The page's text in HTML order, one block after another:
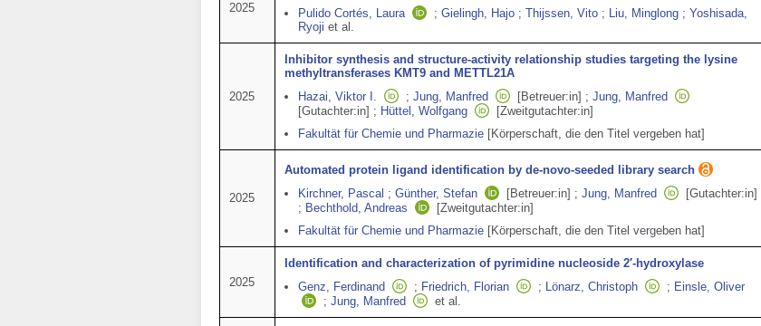
2025
Pulido Cortés, Laura
; Gielingh, Hajo ; Thijssen, Vito ; Liu, Minglong ; Yoshisada,
Ryoji et al.
2025
Inhibitor synthesis and structure-activity relationship studies targeting the lysine
methyltransferases KMT9 and METTL21A
Hazai, Viktor I.
; Jung, Manfred [Betreuer:in] ; Jung, Manfred
[Gutachter:in] ; Hüttel, Wolfgang
[Zweitgutachter:in]
Fakultät für Chemie und Pharmazie [Körperschaft, die den Titel vergeben hat]
2025
Automated protein ligand identification by de-novo-seeded library search
Kirchner, Pascal ; Günther, Stefan [Betreuer:in] ; Jung, Manfred
[Gutachter:in]
; Bechthold, Andreas
[Zweitgutachter:in]
Fakultät für Chemie und Pharmazie [Körperschaft, die den Titel vergeben hat]
2025
Identification and characterization of pyrimidine nucleoside 2′-hydroxylase
Genz, Ferdinand
; Friedrich, Florian ; Lönarz, Christoph ; Einsle, Oliver
; Jung, Manfred et al.